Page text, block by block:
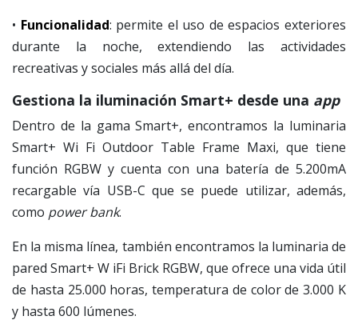
• Funcionalidad: permite el uso de espacios exteriores
durante la noche, extendiendo las actividades
recreativas y sociales más allá del día.
Gestiona la iluminación Smart+ desde una app
Dentro de la gama Smart+, encontramos la luminaria
Smart+ Wi Fi Outdoor Table Frame Maxi, que tiene
función RGBW y cuenta con una batería de 5.200mA
recargable vía USB-C que se puede utilizar, además,
como power bank.
En la misma línea, también encontramos la luminaria de
pared Smart+ W iFi Brick RGBW, que ofrece una vida útil
de hasta 25.000 horas, temperatura de color de 3.000 K
y hasta 600 lúmenes.